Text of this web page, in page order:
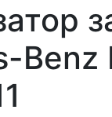
Benz